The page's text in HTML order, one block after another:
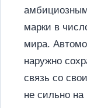
марки в
мира.
наружно
связь со
не сильно